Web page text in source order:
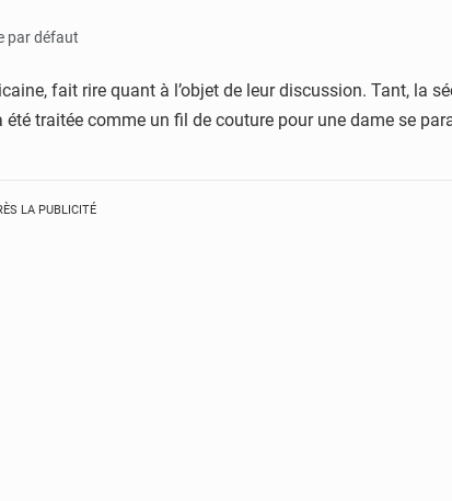
fait rire quant à l’objet de leur discussion. Tant, la
traitée comme un fil de couture pour une dame se
LA PUBLICITÉ